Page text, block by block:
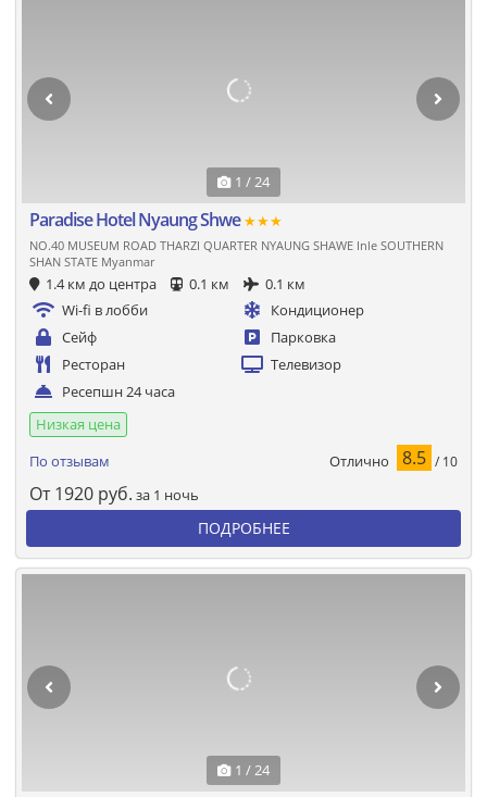
1 / 24
Paradise Hotel Nyaung Shwe★★★
NO.40 MUSEUM ROAD THARZI QUARTER NYAUNG SHAWE Inle SOUTHERN
SHAN STATE Myanmar
1.4 км до центра 0.1 км
0.1 км
Wi-fi в лобби
Кондиционер
Сейф
Парковка
Ресторан
Телевизор
Ресепшн 24 часа
Низкая цена
По отзывам
Отлично 8.5 / 10
От 1920 руб. за 1 ночь
ПОДРОБНЕЕ
1 / 24